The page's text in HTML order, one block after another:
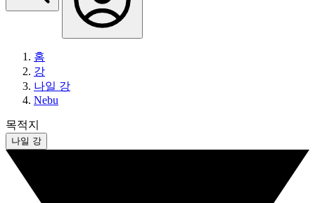
홈
강
나일 강
Nebu
목적지
나일 강